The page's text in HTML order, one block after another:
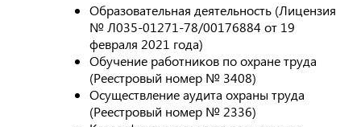
Образовательная деятельность (Лицензия
№ Л035-01271-78/00176884 от 19
февраля 2021 года)
Обучение работников по охране труда
(Реестровый номер № 3408)
Осуществление аудита охраны труда
(Реестровый номер № 2336)